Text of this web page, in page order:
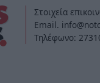
Στοιχεία
Email.
Τηλέφωνο: